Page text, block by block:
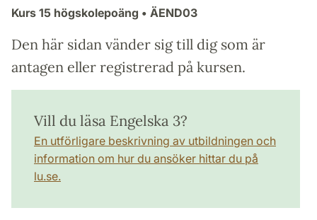
Kurs 15 högskolepoäng • ÄEND03
Den här sidan vänder sig till dig som är
antagen eller registrerad på kursen.
Vill du läsa Engelska 3?
En utförligare beskrivning av utbildningen och
information om hur du ansöker hittar du på
lu.se.